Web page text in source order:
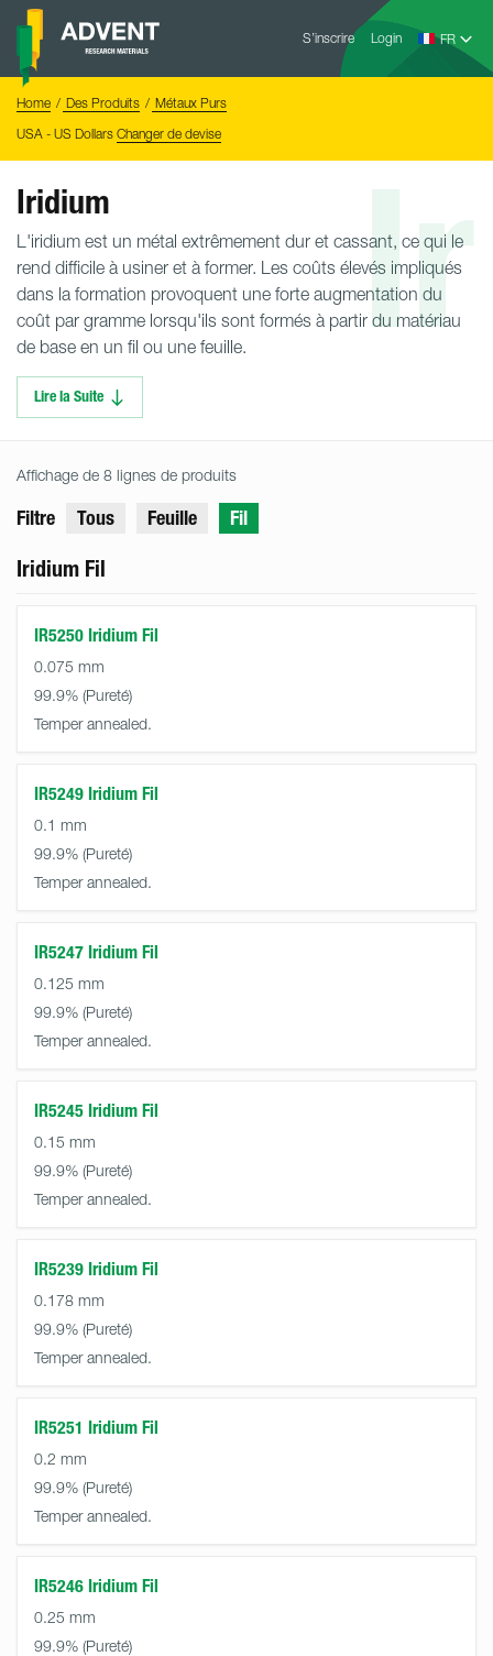
Skip
content
S’inscrire Login
Advent
Home Des Produits
Métaux Purs
USA - US Dollars Changer de devise
Iridium
L'iridium est un métal extrêmement dur et cassant, ce qui le
rend difficile à usiner et à former. Les coûts élevés impliqués
dans la formation provoquent une forte augmentation du
coût par gramme lorsqu'ils sont formés à partir du matériau
de base en un fil ou une feuille.
Lire la Suite
Ir
Affichage de 8 lignes de produits
Filtre Tous Feuille Fil
Iridium Fil
IR5250 Iridium Fil
0.075 mm
99.9%
Temper annealed.
IR5249 Iridium Fil
0.1 mm
99.9%
Temper annealed.
IR5247 Iridium Fil
0.125 mm
99.9%
Temper annealed.
IR5245 Iridium Fil
0.15 mm
99.9%
Temper annealed.
IR5239 Iridium Fil
0.178 mm
99.9%
Temper annealed.
IR5251 Iridium Fil
0.2 mm
99.9%
Temper annealed.
IR5246 Iridium Fil
0.25 mm
99.9%